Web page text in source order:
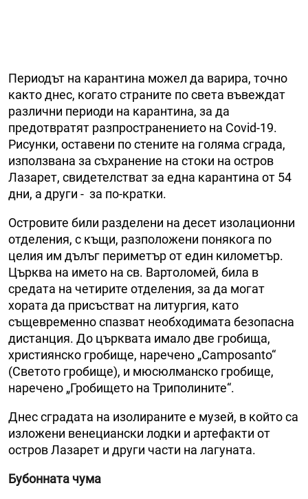
Периодът на карантина можел да варира, точно
както днес, когато страните по света въвеждат
различни периоди на карантина, за да
предотвратят разпространението на Covid-19.
Рисунки, оставени по стените на голяма сграда,
използвана за съхранение на стоки на остров
Лазарет, свидетелстват за една карантина от 54
дни, а други - за по-кратки.
Островите били разделени на десет изолационни
отделения, с къщи, разположени понякога по
целия им дълъг периметър от един километър.
Църква на името на св. Вартоломей, била в
средата на четирите отделения, за да могат
хората да присъстват на литургия, като
същевременно спазват необходимата безопасна
дистанция. До църквата имало две гробища,
християнско гробище, наречено „Camposanto“
(Светото гробище), и мюсюлманско гробище,
наречено „Гробището на Триполините“.
Днес сградата на изолираните е музей, в който са
изложени венециански лодки и артефакти от
остров Лазарет и други части на лагуната.
Бубонната чума